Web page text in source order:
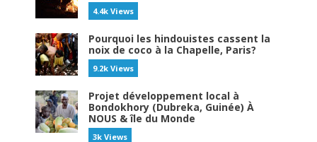
4.4k Views
Pourquoi les hindouistes cassent la
noix de coco à la Chapelle, Paris?
9.2k Views
Projet développement local à
Bondokhory (Dubreka, Guinée) À
NOUS & île du Monde
3k Views